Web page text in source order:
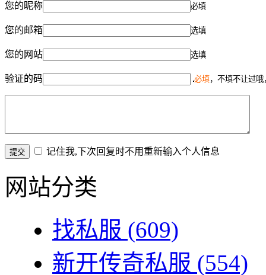
您的昵称 必填
您的邮箱 选填
您的网站 选填
验证的码 必填，不填不让过
记住我,下次回复时不用重新输入个人信息
网站分类
找私服 (609)
新开传奇私服 (554)